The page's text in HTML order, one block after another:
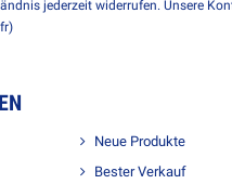
jederzeit widerrufen. Unsere
Neue Produkte
Bester Verkauf